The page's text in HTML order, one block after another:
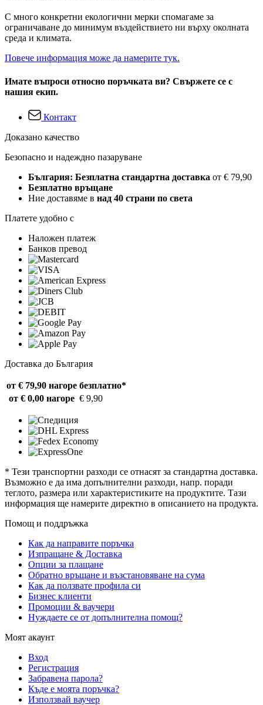
С много конкретни екологични мерки спомагаме за
ограничаване до минимум въздействието ни върху околната
среда и климата.
Повече информация може да намерите тук.
Имате въпроси относно поръчката ви? Свържете се с
нашия екип.
Контакт
Доказано качество
Безопасно и надеждно пазаруване
България: Безплатна стандартна доставка от € 79,90
Безплатно връщане
Ние доставяме в над 40 страни по света
Платете удобно с
Наложен платеж
Банков превод
Доставка до България
от € 79,90 нагоре безплатно*
от € 0,00 нагоре € 9,90
* Тези транспортни разходи се отнасят за стандартна доставка.
Възможно е да има допълнителни разходи, напр. поради
теглото, размера или характеристиките на продуктите. Тази
информация ще намерите директно в описанието на продукта.
Помощ и поддръжка
Как да направите поръчка
Изпращане & Доставка
Опции за плащане
Обратно връщане и възстановяване на сума
Как да ползвате профила си
Бизнес клиенти
Промоции & ваучери
Нуждаете се от допълнителна помощ?
Моят акаунт
Вход
Регистрация
Забравена парола?
Къде е моята поръчка?
Използвай ваучер